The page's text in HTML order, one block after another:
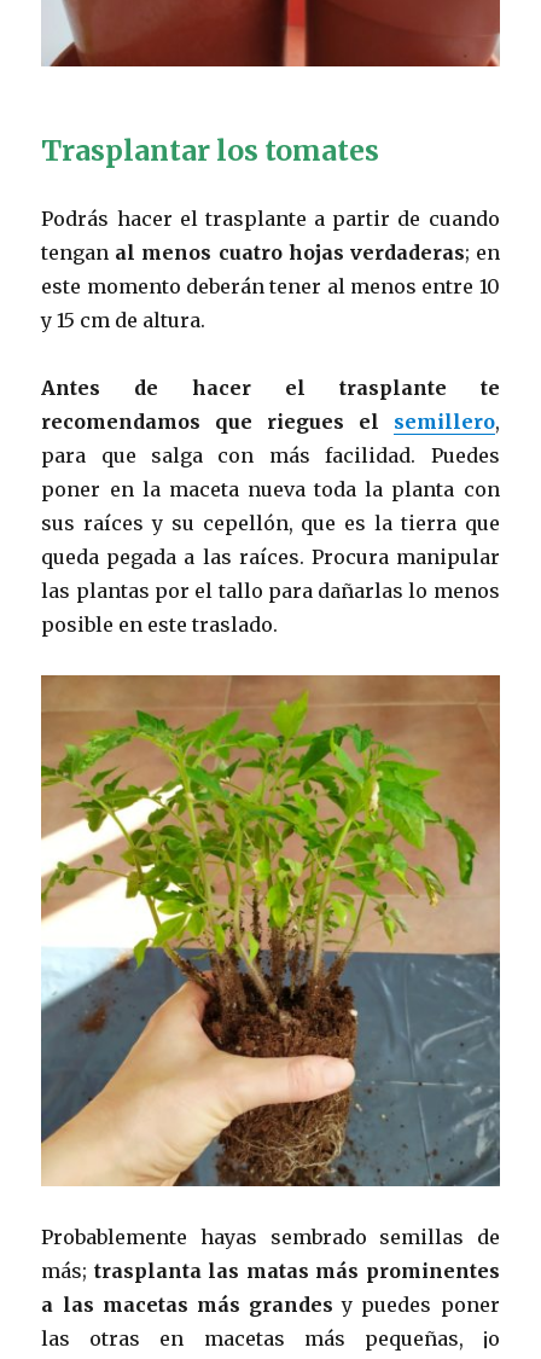
Trasplantar los tomates
Podrás hacer el trasplante a partir de cuando
tengan al menos cuatro hojas verdaderas; en
este momento deberán tener al menos entre 10
y 15 cm de altura.
Antes de hacer el trasplante te
recomendamos que riegues el semillero,
para que salga con más facilidad. Puedes
poner en la maceta nueva toda la planta con
sus raíces y su cepellón, que es la tierra que
queda pegada a las raíces. Procura manipular
las plantas por el tallo para dañarlas lo menos
posible en este traslado.
Probablemente hayas sembrado semillas de
más; trasplanta las matas más prominentes
a las macetas más grandes y puedes poner
las otras en macetas más pequeñas, ¡o